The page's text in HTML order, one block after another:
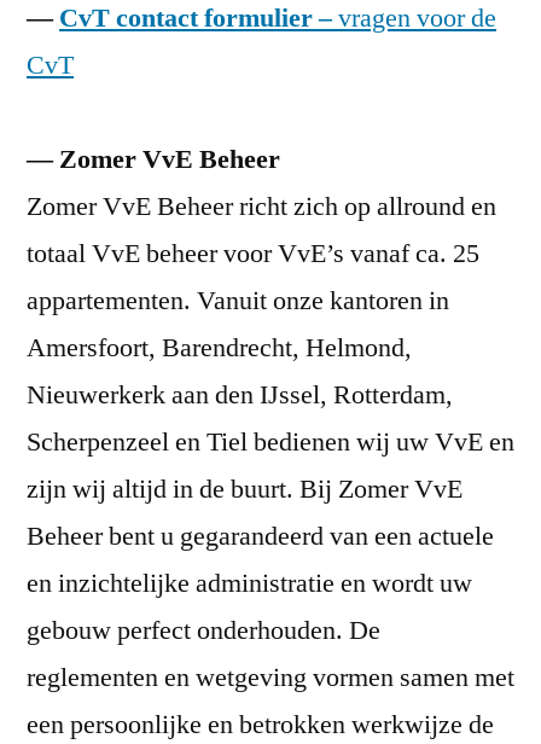
—CvT contact formulier –vragen voor de
CvT
—Zomer VvE Beheer
Zomer VvE Beheer richt zich op allround en
totaal VvE beheer voor VvE’s vanaf ca. 25
appartementen. Vanuit onze kantoren in
Amersfoort, Barendrecht, Helmond,
Nieuwerkerk aan den IJssel, Rotterdam,
Scherpenzeel en Tiel bedienen wij uw VvE en
zijn wij altijd in de buurt. Bij Zomer VvE
Beheer bent u gegarandeerd van een actuele
en inzichtelijke administratie en wordt uw
gebouw perfect onderhouden. De
reglementen en wetgeving vormen samen met
een persoonlijke en betrokken werkwijze de